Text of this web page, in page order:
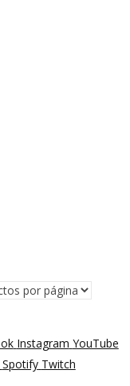
Instagram YouTube
Spotify Twitch